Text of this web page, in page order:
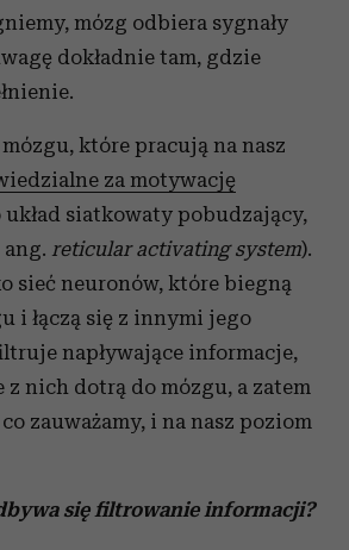
mózg odbiera sygnały
dokładnie tam, gdzie
które pracują na nasz
za motywację
siatkowaty pobudzający,
ang. reticular activating system).
sieć neuronów, które biegną
i łączą się z innymi jego
napływające informacje,
z nich dotrą do mózgu, a zatem
zauważamy, i na nasz poziom
się filtrowanie informacji?